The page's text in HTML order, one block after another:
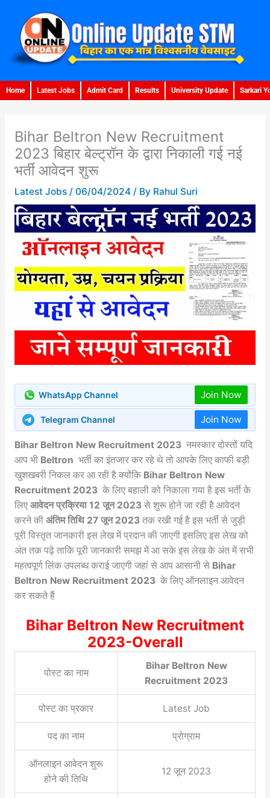
content
Home Latest Jobs Admit Card Results University Update Sarkari
Bihar Beltron New Recruitment
2023 बिहार बेल्ट्रॉन के द्वारा निकाली गई नई
भर्ती आवेदन शुरू
Latest Jobs/ 06/04/2024 / By Rahul Suri
WhatsApp Channel Join Now
Telegram Channel Join Now
Bihar Beltron New Recruitment 2023 नमस्कार दोस्तों यदि
आप भी Beltron भर्ती का इंतजार कर रहे थे तो आपके लिए काफी बड़ी
खुशखबरी निकल कर आ रही है क्योंकि Bihar Beltron New
Recruitment 2023 के लिए बहाली को निकाला गया है इस भर्ती के
लिए आवेदन प्रक्रिया 12 जून 2023से शुरू होने जा रही है आवेदन
करने की अंतिम तिथि 27 जून 2023तक रखी गई है इस भर्ती से जुड़ी
पूरी विस्तृत जानकारी इस लेख में प्रदान की जाएगी इसलिए इस लेख को
अंत तक पढ़े ताकि पूरी जानकारी समझ में आ सके इस लेख के अंत में सभी
महत्वपूर्ण लिंक उपलब्ध कराई जाएगी जहां से आप आसानी से Bihar
Beltron New Recruitment 2023 के लिए ऑनलाइन आवेदन
कर सकते हैं
Bihar Beltron New Recruitment
2023-Overall
पोस्ट का नाम
Bihar Beltron New
Recruitment 2023
पोस्ट का प्रकार Latest Job
पद का नाम प्रोग्राम
ऑनलाइन आवेदन शुरू
होने की तिथि
12 जून 2023